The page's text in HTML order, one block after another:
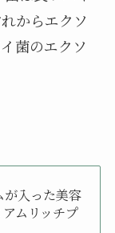
からエクソ
菌のエクソ
入った美容
ムリッチプ